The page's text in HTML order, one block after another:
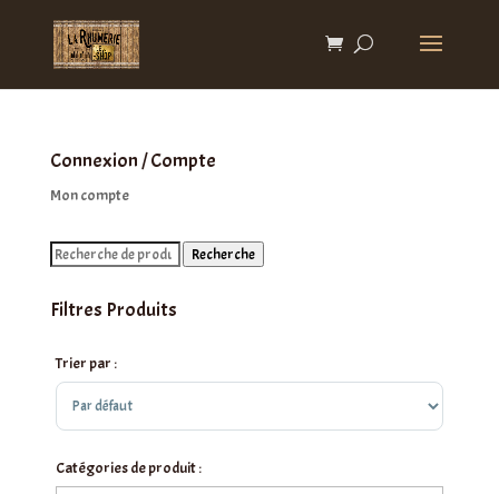
Connexion / Compte
Mon compte
Recherche
Recherche
Filtres Produits
Trier par :
Sort Products
Catégories de produit :